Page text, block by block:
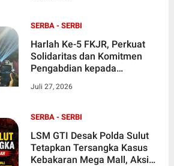
SERBA - SERBI
Harlah Ke-5 FKJR, Perkuat
Solidaritas dan Komitmen
Pengabdian kepada
Juli 27, 2026
SERBA - SERBI
LSM GTI Desak Polda Sulut
Tetapkan Tersangka Kasus
Kebakaran Mega Mall, Aksi